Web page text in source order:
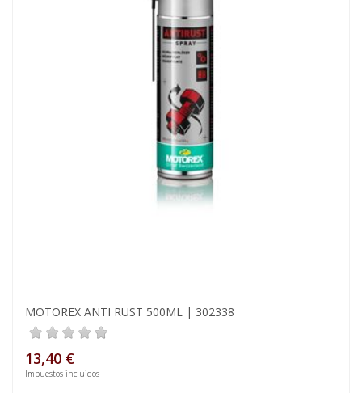
MOTOREX ANTI RUST 500ML | 302338
13,40 €
Impuestos incluidos